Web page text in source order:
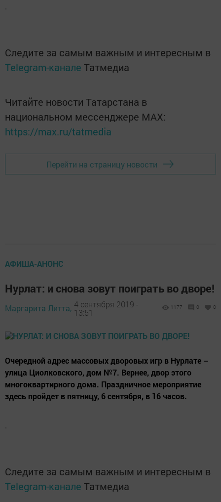
.
Следите за самым важным и интересным в
Telegram-канале Татмедиа
Читайте новости Татарстана в
национальном мессенджере MАХ:
https://max.ru/tatmedia
Перейти на страницу новости
АФИША-АНОНС
Нурлат: и снова зовут поиграть во дворе!
Маргарита Литта, 4 сентября 2019 -
13:51
1177 0 0
Очередной адрес массовых дворовых игр в Нурлате –
улица Циолковского, дом №7. Вернее, двор этого
многоквартирного дома. Праздничное мероприятие
здесь пройдет в пятницу, 6 сентября, в 16 часов.
.
Следите за самым важным и интересным в
Telegram-канале Татмедиа